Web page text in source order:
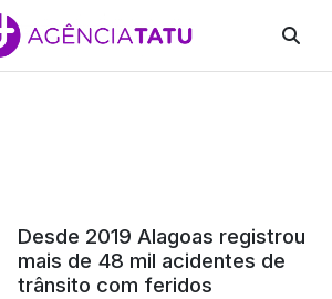
Desde 2019 Alagoas registrou
mais de 48 mil acidentes de
trânsito com feridos